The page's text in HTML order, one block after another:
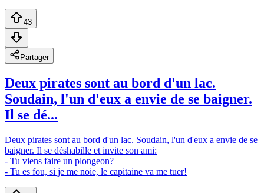
43
Partager
Deux pirates sont au bord d'un lac.
Soudain, l'un d'eux a envie de se baigner.
Il se dé...
Deux pirates sont au bord d'un lac. Soudain, l'un d'eux a envie de se
baigner. Il se déshabille et invite son ami:
- Tu viens faire un plongeon?
- Tu es fou, si je me noie, le capitaine va me tuer!